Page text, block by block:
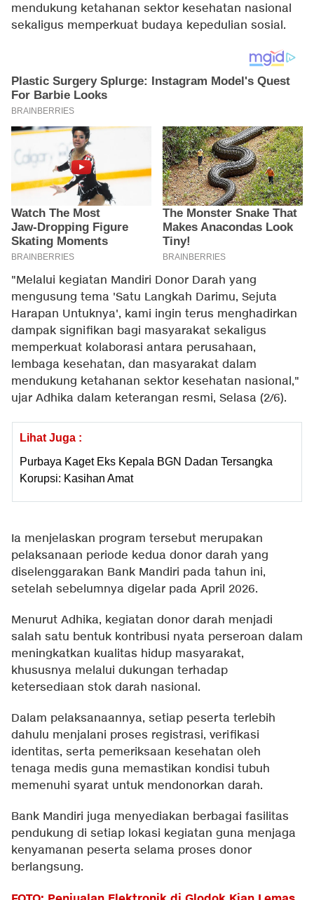
mendukung ketahanan sektor kesehatan nasional
sekaligus memperkuat budaya kepedulian sosial.
"Melalui kegiatan Mandiri Donor Darah yang
mengusung tema 'Satu Langkah Darimu, Sejuta
Harapan Untuknya', kami ingin terus menghadirkan
dampak signifikan bagi masyarakat sekaligus
memperkuat kolaborasi antara perusahaan,
lembaga kesehatan, dan masyarakat dalam
mendukung ketahanan sektor kesehatan nasional,"
ujar Adhika dalam keterangan resmi, Selasa (2/6).
Lihat Juga :
Purbaya Kaget Eks Kepala BGN Dadan Tersangka
Korupsi: Kasihan Amat
Ia menjelaskan program tersebut merupakan
pelaksanaan periode kedua donor darah yang
diselenggarakan Bank Mandiri pada tahun ini,
setelah sebelumnya digelar pada April 2026.
Menurut Adhika, kegiatan donor darah menjadi
salah satu bentuk kontribusi nyata perseroan dalam
meningkatkan kualitas hidup masyarakat,
khususnya melalui dukungan terhadap
ketersediaan stok darah nasional.
Dalam pelaksanaannya, setiap peserta terlebih
dahulu menjalani proses registrasi, verifikasi
identitas, serta pemeriksaan kesehatan oleh
tenaga medis guna memastikan kondisi tubuh
memenuhi syarat untuk mendonorkan darah.
Bank Mandiri juga menyediakan berbagai fasilitas
pendukung di setiap lokasi kegiatan guna menjaga
kenyamanan peserta selama proses donor
berlangsung.